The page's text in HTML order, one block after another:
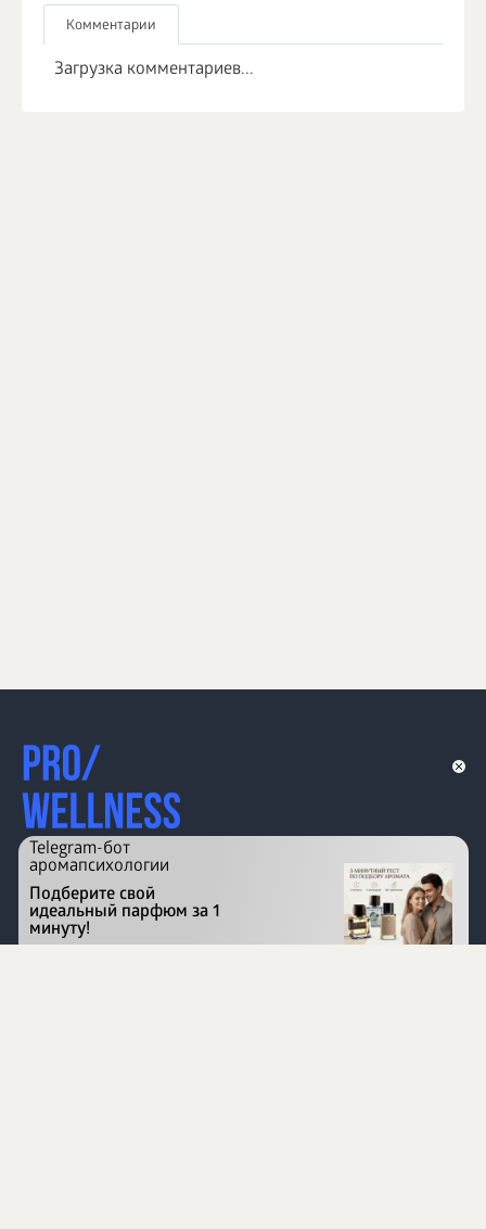
Комментарии
Загрузка комментариев...
Перейти на сайт
Telegram-бот
аромапсихологии
Подберите свой
идеальный парфюм за 1
минуту!